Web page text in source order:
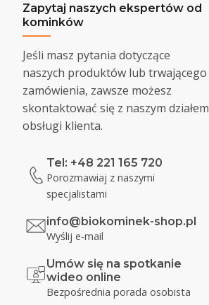
Zapytaj naszych ekspertów od
kominków
Jeśli masz pytania dotyczące
naszych produktów lub trwającego
zamówienia, zawsze możesz
skontaktować się z naszym działem
obsługi klienta.
Tel: +48 221 165 720
Porozmawiaj z naszymi
specjalistami
info@biokominek-shop.pl
Wyślij e-mail
Umów się na spotkanie
wideo online
Bezpośrednia porada osobista